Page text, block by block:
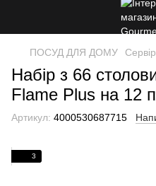
ПОСУД ДЛЯ ДОМУ
Набір з 66
Flame Plus на 12
Артикул: 4000530687715
3